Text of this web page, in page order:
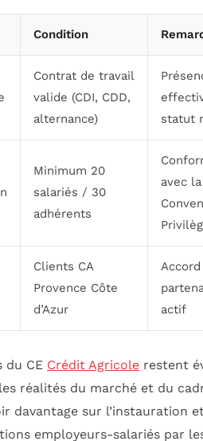
Condition
Contrat de travail
valide (CDI, CDD,
alternance)
statut
Minimum 20
salariés / 30
adhérents
avec la
Clients CA
Provence Côte
d’Azur
actif
du CE Crédit Agricole restent
réalités du marché et du
davantage sur l’instauration
employeurs-salariés par